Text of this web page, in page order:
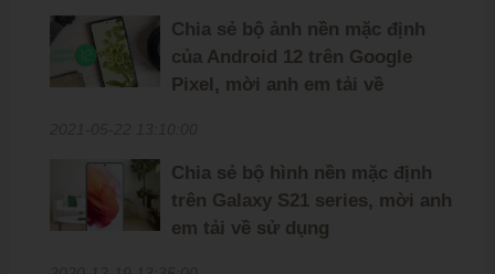
Chia sẻ bộ ảnh nền mặc định
của Android 12 trên Google
Pixel, mời anh em tải về
Chia sẻ bộ hình nền mặc định
trên Galaxy S21 series, mời anh
em tải về sử dụng